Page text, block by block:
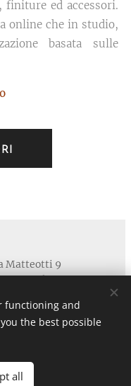
ed accessori.
online che in studio,
basata sulle
Matteotti 9
- Bologna
- I.R.I. di Bologna
€ 30.000,00 I.V.
functioning and
the best possible
all